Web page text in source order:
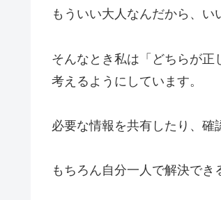
もういい大人なんだから、い
そんなとき私は「どちらが正
考えるようにしています。
必要な情報を共有したり、確
もちろん自分一人で解決でき